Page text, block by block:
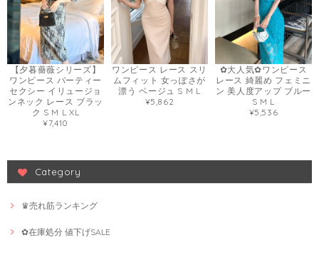
【夕暮薔薇シリーズ】
ワンピース パーティー
セクシー イリュージョ
ンネック レース ブラッ
ク S M L XL
¥7,410
ワンピース レース スリ
ムフィット 女っぽさが
漂う ベージュ S M L
¥5,862
✿大人気✿ワンピース
レース 綺麗め フェミニ
ン 美人度アップ ブルー
S M L
¥5,536
Category
♛売れ筋ランキング
✿在庫処分 値下げSALE